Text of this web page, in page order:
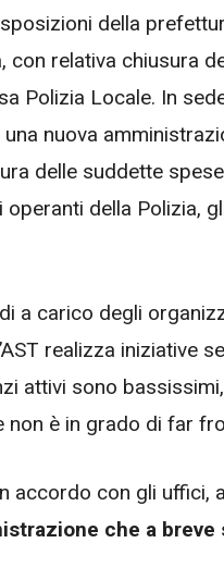
della
relativa chiusura
Polizia Locale. In
nuova
delle suddette
della Polizia,
a carico degli
realizza iniziative
attivi sono
è in grado di far
accordo con gli uffici,
che a